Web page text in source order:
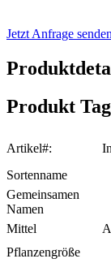
Jetzt Anfrage senden
Produkt
Artikel#:
Sortenname
Gemeinsamen
Namen
Mittel
Pflanzengröße